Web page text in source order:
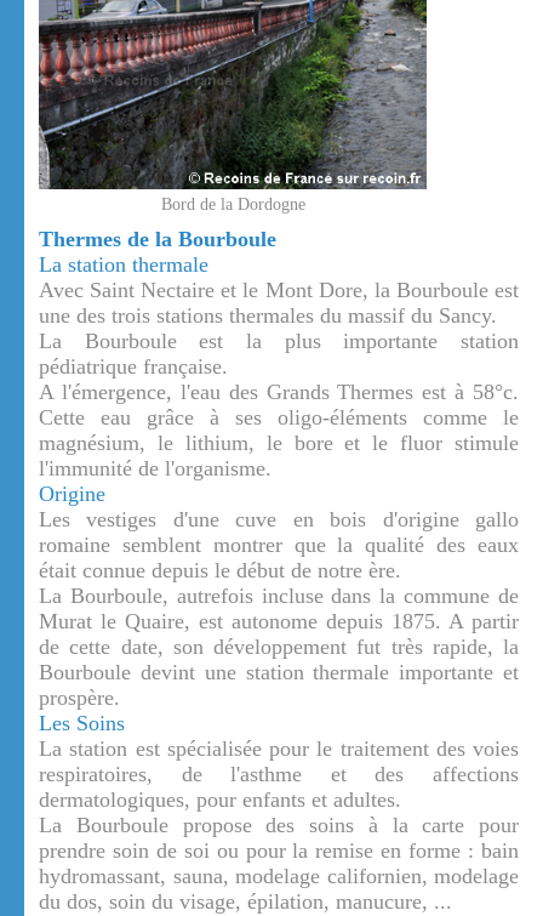
Bord de la Dordogne
Thermes de la Bourboule
La station thermale
Avec Saint Nectaire et le Mont Dore, la Bourboule est
une des trois stations thermales du massif du Sancy.
La Bourboule est la plus importante station
pédiatrique française.
A l'émergence, l'eau des Grands Thermes est à 58°c.
Cette eau grâce à ses oligo-éléments comme le
magnésium, le lithium, le bore et le fluor stimule
l'immunité de l'organisme.
Origine
Les vestiges d'une cuve en bois d'origine gallo
romaine semblent montrer que la qualité des eaux
était connue depuis le début de notre ère.
La Bourboule, autrefois incluse dans la commune de
Murat le Quaire, est autonome depuis 1875. A partir
de cette date, son développement fut très rapide, la
Bourboule devint une station thermale importante et
prospère.
Les Soins
La station est spécialisée pour le traitement des voies
respiratoires, de l'asthme et des affections
dermatologiques, pour enfants et adultes.
La Bourboule propose des soins à la carte pour
prendre soin de soi ou pour la remise en forme : bain
hydromassant, sauna, modelage californien, modelage
du dos, soin du visage, épilation, manucure, ...